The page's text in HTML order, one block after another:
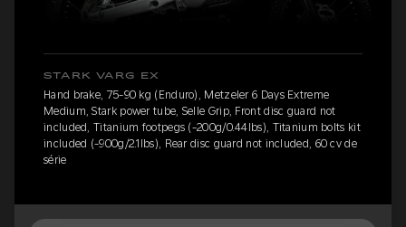
STARK VARG EX
Hand brake, 75-90 kg (Enduro), Metzeler 6 Days Extreme
Medium, Stark power tube, Selle Grip, Front disc guard not
included, Titanium footpegs (-200g/0.44lbs), Titanium bolts kit
included (-900g/2.1lbs), Rear disc guard not included, 60 cv de
série